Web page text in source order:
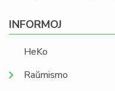
INFORMOJ
HeKo
Raŭmismo